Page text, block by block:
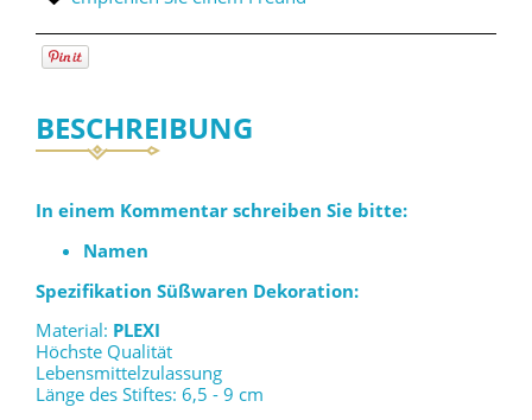
BESCHREIBUNG
In einem Kommentar schreiben Sie bitte:
Namen
Spezifikation Süßwaren Dekoration:
Material: PLEXI
Höchste Qualität
Lebensmittelzulassung
Länge des Stiftes: 6,5 - 9 cm